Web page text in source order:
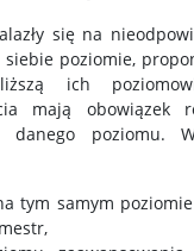
się na
poziomie,
ich poziomowi
mają obowiązek
danego poziomu.
tym samym